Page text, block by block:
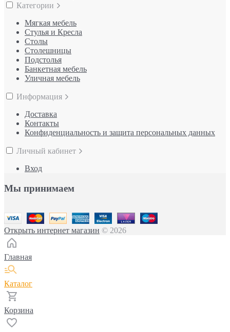
Категории
Мягкая мебель
Стулья и Кресла
Столы
Столешницы
Подстолья
Банкетная мебель
Уличная мебель
Информация
Доставка
Контакты
Конфиденциальность и защита персональных данных
Личный кабинет
Вход
Мы принимаем
Открыть интернет магазин © 2026
Главная
Каталог
Корзина